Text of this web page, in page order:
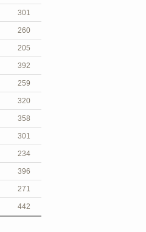
301
260
205
392
259
320
358
301
234
396
271
442